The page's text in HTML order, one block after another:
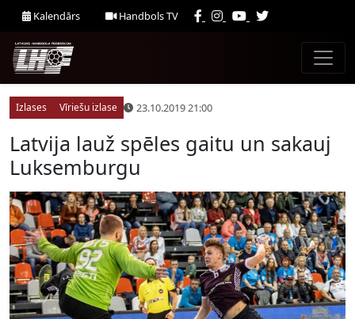
Kalendārs Handbols TV
Izlases Vīriešu izlase 23.10.2019 21:00
Latvija lauž spēles gaitu un sakauj
Luksemburgu